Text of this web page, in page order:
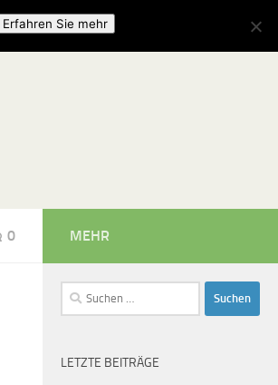
0 MEHR
Suchen
nach:
LETZTE BEITRÄGE
Erfahren Sie mehr